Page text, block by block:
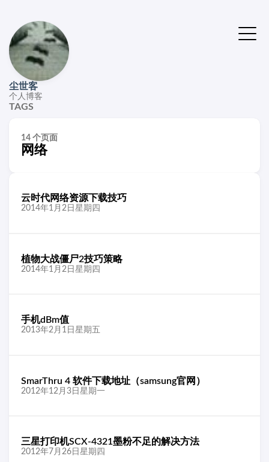
尘世客
个人博客
TAGS
14 个页面
网络
云时代网络资源下载技巧
2014年1月2日星期四
植物大战僵尸2技巧策略
2014年1月2日星期四
手机dBm值
2013年2月1日星期五
SmarThru 4 软件下载地址（samsung官网）
2012年12月3日星期一
三星打印机SCX-4321墨粉不足的解决方法
2012年7月26日星期四